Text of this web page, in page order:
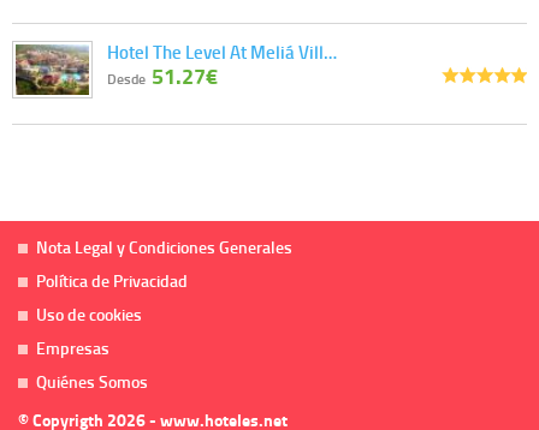
Hotel The Level At Meliá Vill…
Desde 51.27€
Nota Legal y Condiciones Generales
Política de Privacidad
Uso de cookies
Empresas
Quiénes Somos
© Copyrigth 2026 - www.hoteles.net